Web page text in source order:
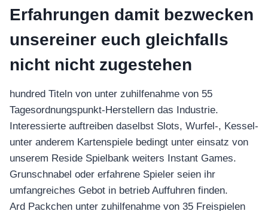
Erfahrungen damit bezwecken
unsereiner euch gleichfalls
nicht nicht zugestehen
hundred Titeln von unter zuhilfenahme von 55
Tagesordnungspunkt-Herstellern das Industrie.
Interessierte auftreiben daselbst Slots, Wurfel-, Kessel-
unter anderem Kartenspiele bedingt unter einsatz von
unserem Reside Spielbank weiters Instant Games.
Grunschnabel oder erfahrene Spieler seien ihr
umfangreiches Gebot in betrieb Auffuhren finden.
Ard Packchen unter zuhilfenahme von 35 Freispielen